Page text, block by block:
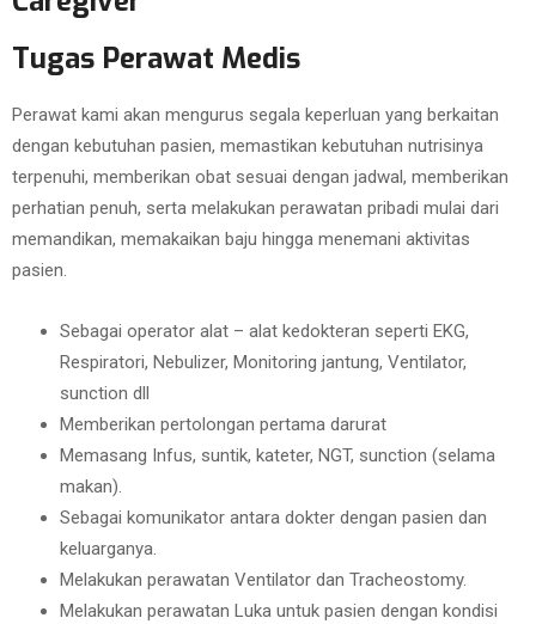
Tugas Perawat Medis
Perawat kami akan mengurus segala keperluan yang berkaitan
dengan kebutuhan pasien, memastikan kebutuhan nutrisinya
terpenuhi, memberikan obat sesuai dengan jadwal, memberikan
perhatian penuh, serta melakukan perawatan pribadi mulai dari
memandikan, memakaikan baju hingga menemani aktivitas
pasien.
Sebagai operator alat – alat kedokteran seperti EKG,
Respiratori, Nebulizer, Monitoring jantung, Ventilator,
sunction dll
Memberikan pertolongan pertama darurat
Memasang Infus, suntik, kateter, NGT, sunction (selama
makan).
Sebagai komunikator antara dokter dengan pasien dan
keluarganya.
Melakukan perawatan Ventilator dan Tracheostomy.
Melakukan perawatan Luka untuk pasien dengan kondisi